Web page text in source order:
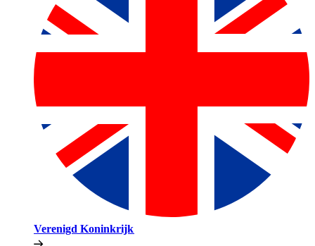
Verenigd Koninkrijk​​